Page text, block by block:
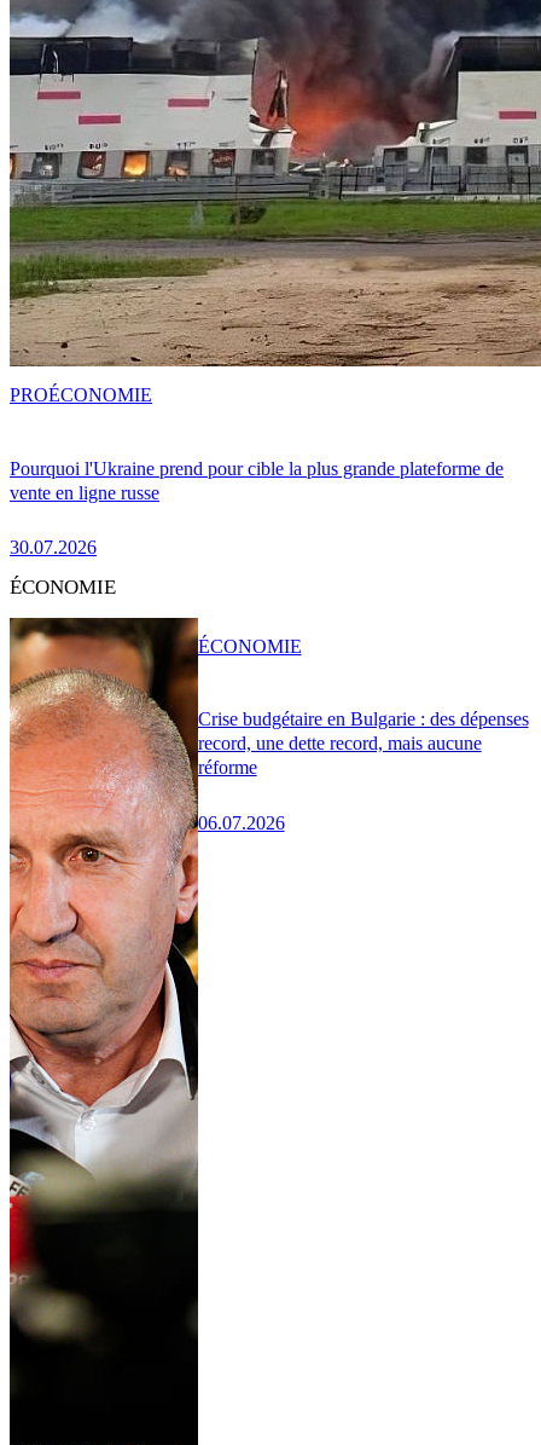
Pourquoi l'Ukraine prend pour cible la plus grande plateforme de
vente en ligne russe
30.07.2026
PROÉCONOMIE
ÉCONOMIE
Crise budgétaire en Bulgarie : des dépenses
record, une dette record, mais aucune
réforme
06.07.2026
ÉCONOMIE